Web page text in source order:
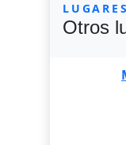
LUGARES
Otros